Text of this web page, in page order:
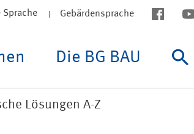
Sprache Gebärdensprache
Die BG BAU Suche
Lösungen A-Z